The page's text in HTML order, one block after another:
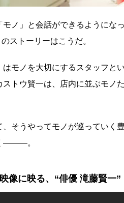
モノ」と会話ができるように
ストーリーはこうだ。
はモノを大切にするスタッフと
トウ賢一は、店内に並ぶモノ
そうやってモノが巡っていく
―――。
像に映る、“俳優 滝藤賢一”